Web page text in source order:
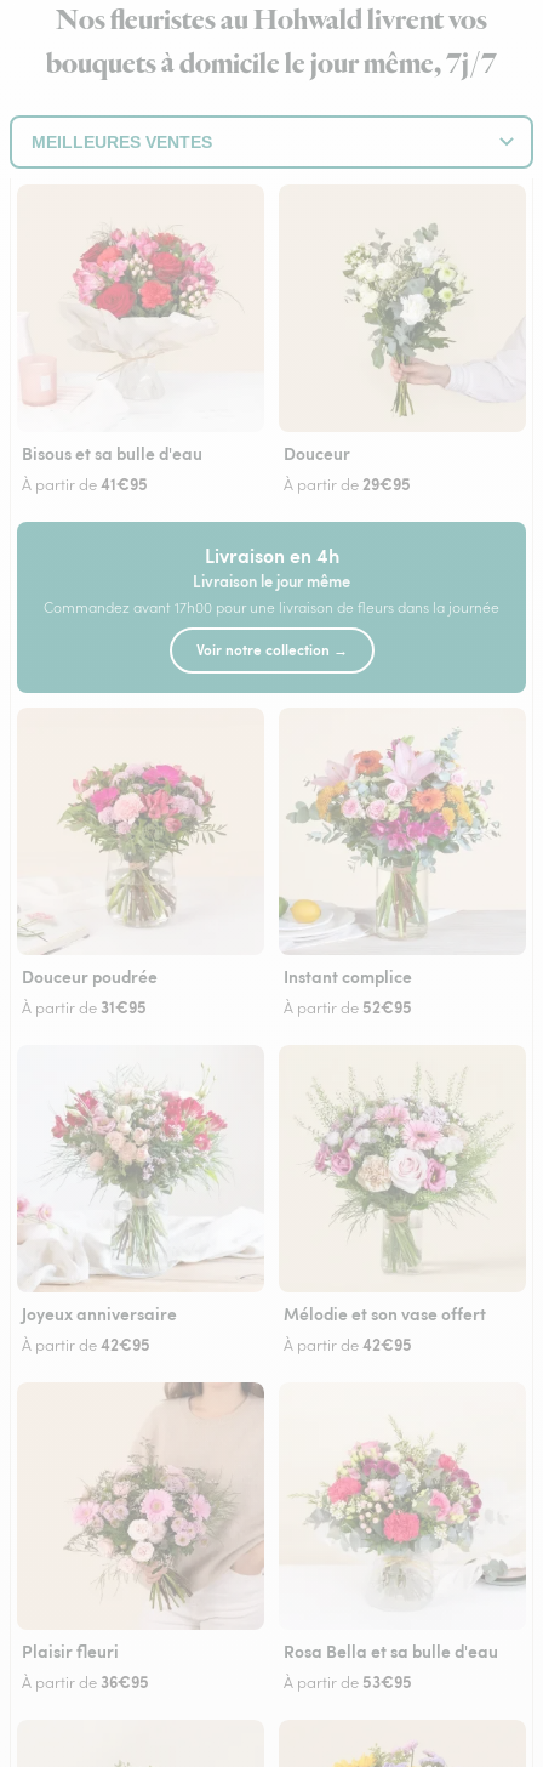
Nos fleuristes au Hohwald livrent vos
bouquets à domicile le jour même, 7j/7
Bisous et sa bulle d'eau
À partir de41€95
Douceur
À partir de 29€95
Livraison en 4h
Livraison le jour même
Commandez avant 17h00 pour une livraison de fleurs dans la journée
Voir notre collection →
Douceur poudrée
À partir de 31€95
Instant complice
À partir de 52€95
Joyeux anniversaire
À partir de42€95
Mélodie et son vase offert
À partir de42€95
Plaisir fleuri
À partir de 36€95
Rosa Bella et sa bulle d'eau
À partir de 53€95